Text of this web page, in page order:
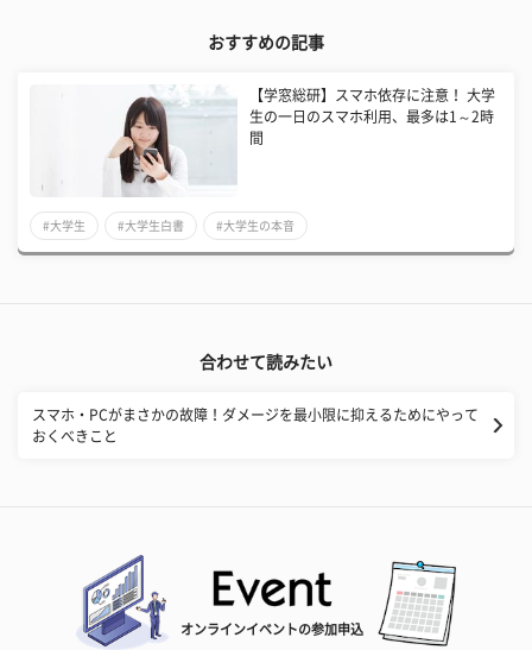
おすすめの記事
【学窓総研】スマホ依存に注意！ 大学
生の一日のスマホ利用、最多は1～2時
間
#大学生 #大学生白書 #大学生の本音
合わせて読みたい
スマホ・PCがまさかの故障！ダメージを最小限に抑えるためにやって
おくべきこと
オンラインイベントの参加申込